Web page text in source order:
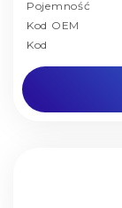
Pojemność
Kod OEM
Kod